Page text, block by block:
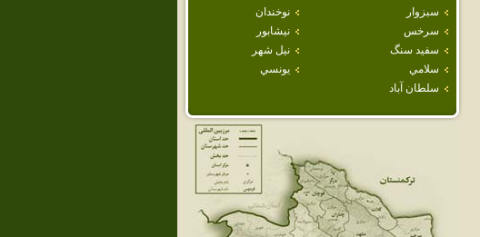
سبزوار
نوخندان
سرخس
نيشابور
سفيد سنگ
نيل شهر
سلامي
يونسي
سلطان آباد